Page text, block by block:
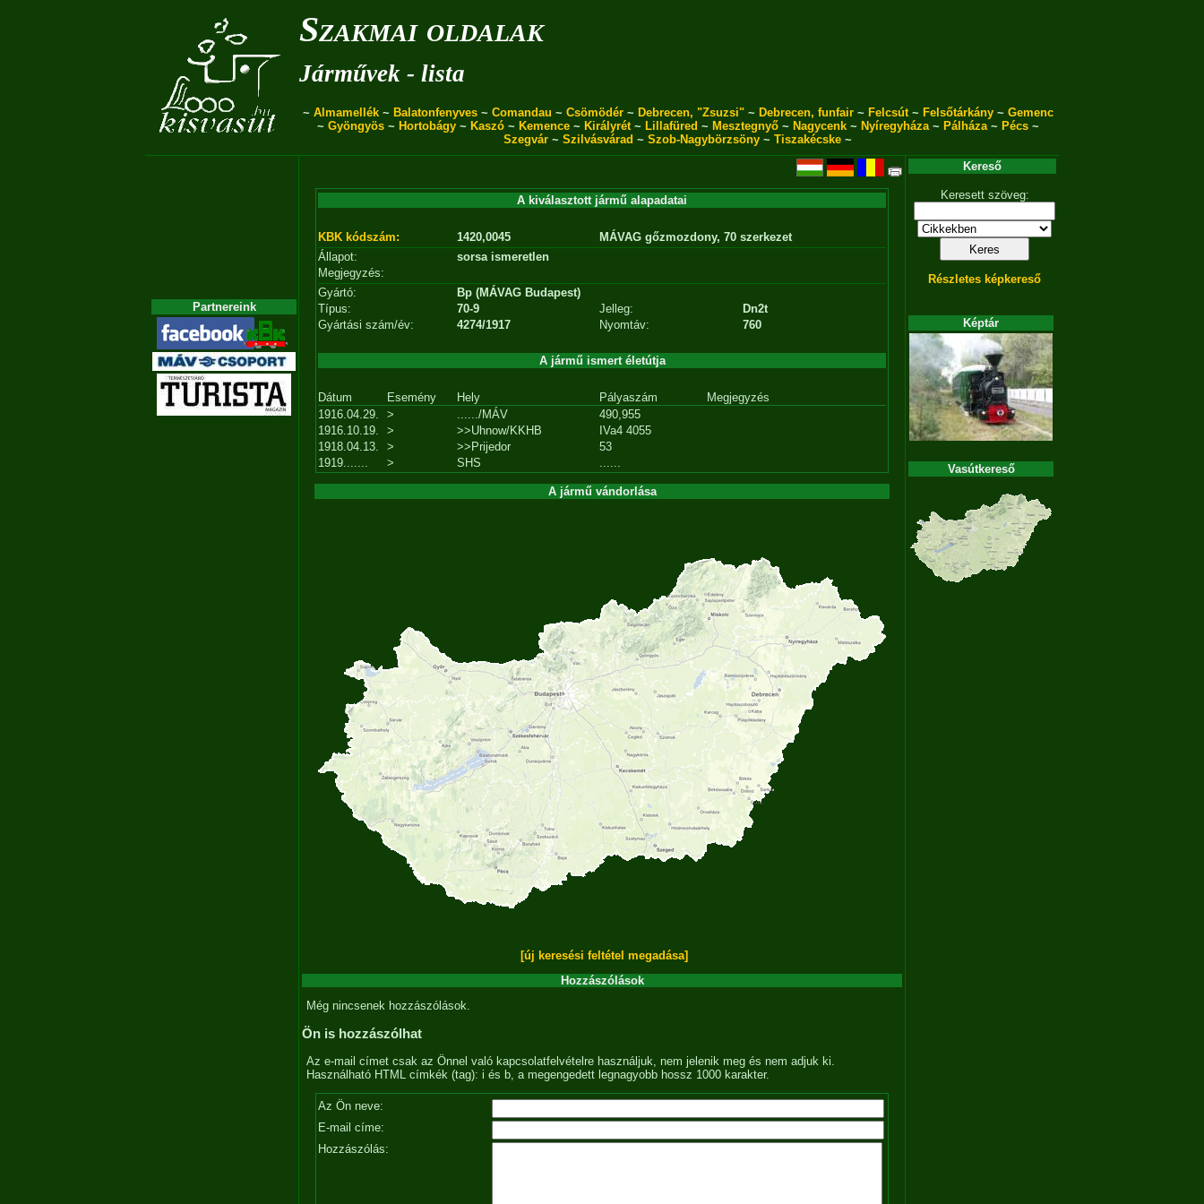
Szakmai oldalak
Járművek - lista
~ Almamellék~ Balatonfenyves~ Comandau ~ Csömödér~ Debrecen, "Zsuzsi"~ Debrecen, funfair~ Felcsút~ Felsőtárkány~ Gemenc
~ Gyöngyös~ Hortobágy~ Kaszó~ Kemence~ Királyrét~ Lillafüred ~ Mesztegnyő~ Nagycenk~ Nyíregyháza~ Pálháza~ Pécs~
Szegvár ~ Szilvásvárad ~ Szob-Nagybörzsöny ~ Tiszakécske ~
Partnereink
A kiválasztott jármű alapadatai
KBK kódszám: 1420,0045
MÁVAG gőzmozdony, 70 szerkezet
Állapot:
sorsa ismeretlen
Megjegyzés:
Gyártó:
Bp (MÁVAG Budapest)
Típus:
70-9 Jelleg:
Dn2t
Gyártási szám/év:
4274/1917 Nyomtáv: 760
A jármű ismert életútja
Dátum Esemény Hely Pályaszám
Megjegyzés
1916.04.29.
> ....../MÁV
490,955
1916.10.19.
> >>Uhnow/KKHB
IVa4 4055
1918.04.13.
> >>Prijedor
53
1919.......
> SHS ......
A jármű vándorlása
[új keresési feltétel megadása]
Hozzászólások
Még nincsenek hozzászólások.
Ön is hozzászólhat
Az e-mail címet csak az Önnel való kapcsolatfelvételre használjuk, nem jelenik meg és nem adjuk ki.
Használható HTML címkék (tag): i és b, a megengedett legnagyobb hossz 1000 karakter.
Az Ön neve:
E-mail címe:
Hozzászólás:
Kereső
Keresett szöveg:
Részletes képkereső
Képtár
Vasútkereső